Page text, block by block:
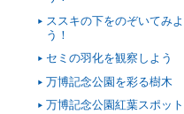
ススキの下をのぞいてみよ
う！
セミの羽化を観察しよう
万博記念公園を彩る樹木
万博記念公園紅葉スポット